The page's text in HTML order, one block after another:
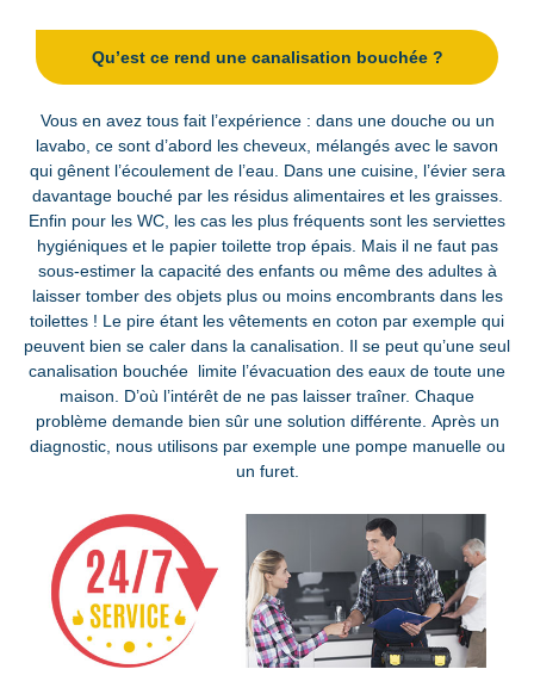
Qu’est ce rend une canalisation bouchée ?
Vous en avez tous fait l’expérience : dans une douche ou un
lavabo, ce sont d’abord les cheveux, mélangés avec le savon
qui gênent l’écoulement de l’eau. Dans une cuisine, l’évier sera
davantage bouché par les résidus alimentaires et les graisses.
Enfin pour les WC, les cas les plus fréquents sont les serviettes
hygiéniques et le papier toilette trop épais. Mais il ne faut pas
sous-estimer la capacité des enfants ou même des adultes à
laisser tomber des objets plus ou moins encombrants dans les
toilettes ! Le pire étant les vêtements en coton par exemple qui
peuvent bien se caler dans la canalisation. Il se peut qu’une seul
canalisation bouchée limite l’évacuation des eaux de toute une
maison. D’où l’intérêt de ne pas laisser traîner. Chaque
problème demande bien sûr une solution différente. Après un
diagnostic, nous utilisons par exemple une pompe manuelle ou
un furet.